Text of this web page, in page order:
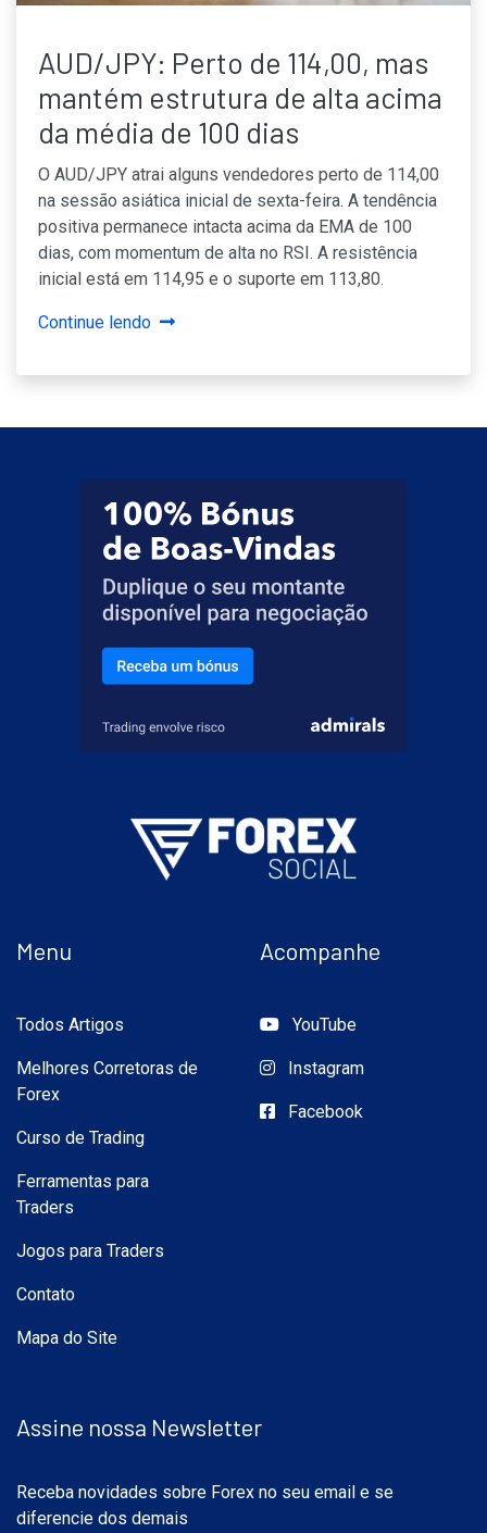
AUD/JPY: Perto de 114,00, mas
mantém estrutura de alta acima
da média de 100 dias
O AUD/JPY atrai alguns vendedores perto de 114,00
na sessão asiática inicial de sexta-feira. A tendência
positiva permanece intacta acima da EMA de 100
dias, com momentum de alta no RSI. A resistência
inicial está em 114,95 e o suporte em 113,80.
Continue lendo
Menu
Todos Artigos
Melhores Corretoras de
Forex
Curso de Trading
Ferramentas para
Traders
Jogos para Traders
Contato
Mapa do Site
Acompanhe
YouTube
Instagram
Facebook
Assine nossa Newsletter
Receba novidades sobre Forex no seu email e se
diferencie dos demais